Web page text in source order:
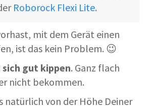
Roborock Flexi Lite.
mit dem Gerät einen
ist das kein Problem. 😉
sich gut kippen. Ganz flach
nicht bekommen.
natürlich von der Höhe Deiner